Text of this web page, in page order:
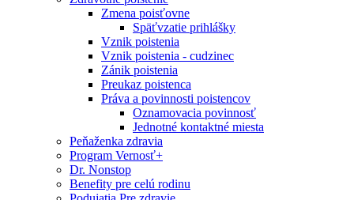
Zmena poisťovne
Späťvzatie prihlášky
Vznik poistenia
Vznik poistenia - cudzinec
Zánik poistenia
Preukaz poistenca
Práva a povinnosti poistencov
Oznamovacia povinnosť
Jednotné kontaktné miesta
Peňaženka zdravia
Program Vernosť+
Dr. Nonstop
Benefity pre celú rodinu